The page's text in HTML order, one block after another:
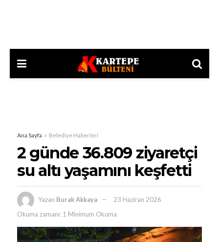
Ana Sayfa Belediye Haberleri
2 günde 36.809 ziyaretçi
su altı yaşamını keşfetti
Yazan Burak Akkaya
23 Haziran 2026
Okuma zamanı: 1 Minimum Okuma